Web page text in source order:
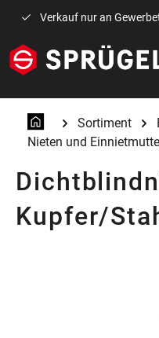
Zum Hauptinhalt springen
Verkauf nur an
Sortiment
Nieten und
Kupfer/